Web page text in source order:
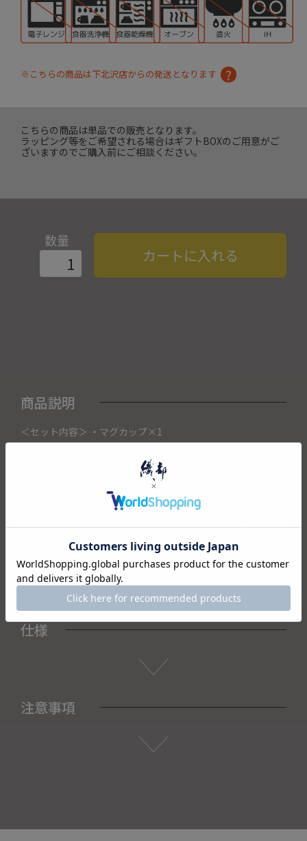
※こちらの商品は下北沢店からの発送となります
こちらの商品は単品での販売となります。
ラッピング等をご希望される場合はギフトBOXのご用意がご
ざいますのでご購入前にご相談ください。
数量
カートに入れる
商品説明
＜セット内容＞ ・マグカップ×1
こちらの商品は織部下北沢店にて展示販売中の作品になりま
ご注文いただいたタイミングによって織部下北沢店頭で売り
切れた場合は、キャンセルさせて頂きます。
また織部下北沢店からの出荷になりますので、ご注文確認
予めご了承くださいませ。
仕様
注意事項